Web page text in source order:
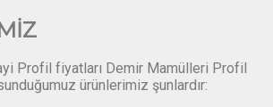
Profil fiyatları Demir Mamülleri Profil
ürünlerimiz şunlardır: